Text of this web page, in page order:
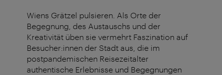
Wiens Grätzel pulsieren. Als Orte der
Begegnung, des Austauschs und der
Kreativität üben sie vermehrt Faszination auf
Besucher:innen der Stadt aus, die im
postpandemischen Reisezeitalter
authentische Erlebnisse und Begegnungen